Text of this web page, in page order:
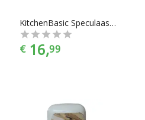
KitchenBasic Speculaasplank 2-fig. 20x8cm
€ 16,99